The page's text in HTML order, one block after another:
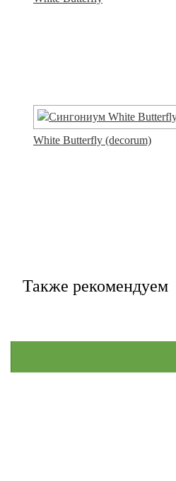
White Butterfly (decorum)
Также рекомендуем